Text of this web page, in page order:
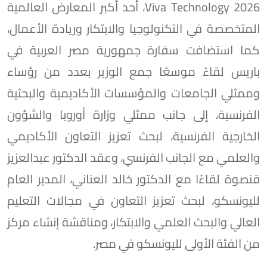
Viva Technology 2026، أحد أكبر المعارض العالمية
المتخصصة في التكنولوجيا والابتكار وريادة الأعمال،
كما استضافت سفارة جمهورية مصر العربية في
باريس لقاءً موسعًا جمع الوزير بعدد من رؤساء
وممثلي الجامعات والمؤسسات الأكاديمية والبحثية
الفرنسية، إلى جانب ممثلي وزارة أوروبا والشؤون
الخارجية الفرنسية، لبحث تعزيز التعاون الأكاديمي
والعلمي مع الجانب الفرنسي، وعقد الدكتور عبدالعزيز
قنصوة لقاءًا مع الدكتور خالد العناني، المدير العام
لليونسكو، لبحث تعزيز التعاون في مجالات التعليم
العالي والبحث العلمي والابتكار، ومناقشة إنشاء مركز
من الفئة الأولى لليونسكو في مصر.